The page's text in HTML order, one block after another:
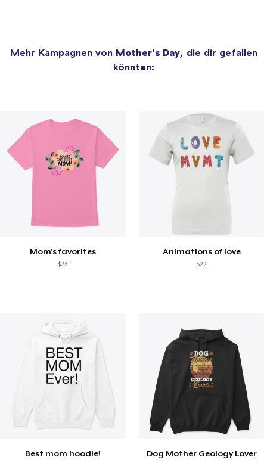
Mehr Kampagnen von Mother's Day, die dir gefallen
könnten:
Mom's favorites
$23
Animations of love
$22
Best mom hoodie! Dog Mother Geology Lover